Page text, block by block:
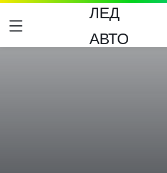
ЛЕД
АВТО